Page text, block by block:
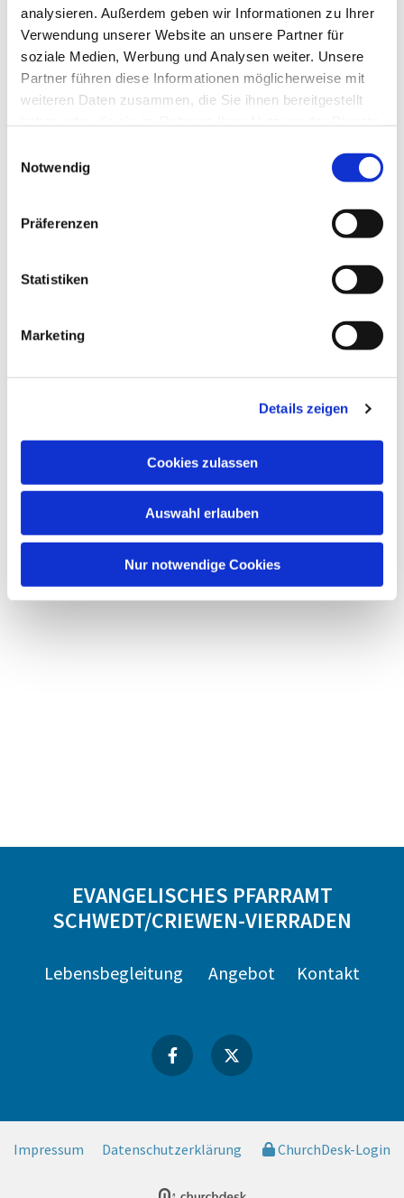
analysieren. Außerdem geben wir Informationen zu Ihrer
Verwendung unserer Website an unsere Partner für
soziale Medien, Werbung und Analysen weiter. Unsere
Partner führen diese Informationen möglicherweise mit
weiteren Daten zusammen, die Sie ihnen bereitgestellt
Notwendig
Präferenzen
Statistiken
Marketing
Details zeigen
Cookies zulassen
Auswahl erlauben
Nur notwendige Cookies
Dies könnte Sie auch
EVANGELISCHES PFARRAMT
SCHWEDT/CRIEWEN-VIERRADEN
Lebensbegleitung Angebot Kontakt
Impressum Datenschutzerklärung ChurchDesk-Login